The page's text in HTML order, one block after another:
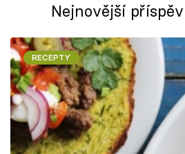
Těhotnej kuchař
Sledujte prima+
Přihlášení
Sledujte nás
Nejnovější
RECEPTY